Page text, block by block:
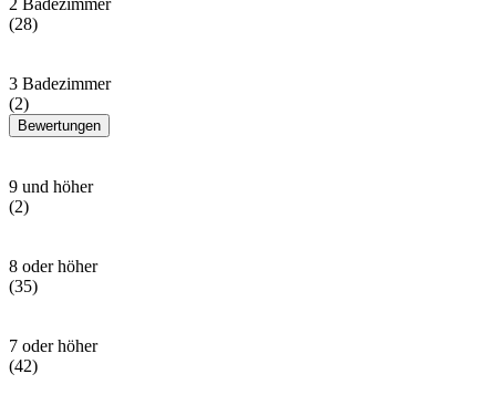
(28)
3 Badezimmer
(2)
Bewertungen
9 und höher
(2)
8 oder höher
(35)
7 oder höher
(42)